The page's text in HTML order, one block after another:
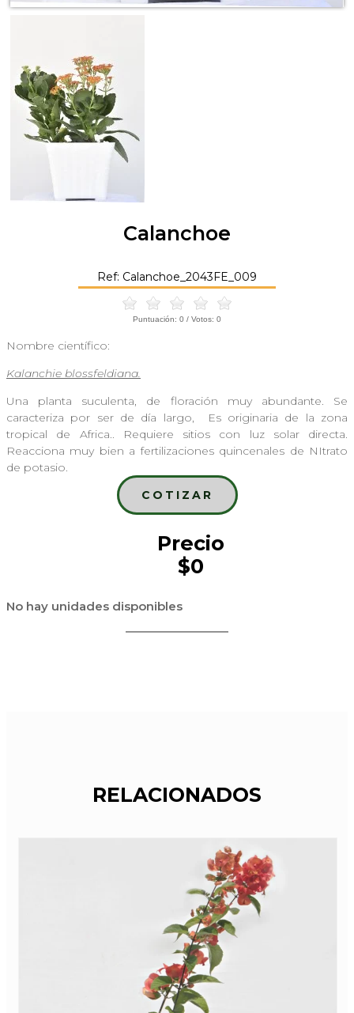
Calanchoe
Ref: Calanchoe_2043FE_009
Puntuación: 0 / Votos: 0
Nombre científico:
Kalanchie blossfeldiana.
Una planta suculenta, de floración muy abundante. Se
caracteriza por ser de día largo, Es originaria de la zona
tropical de Africa.. Requiere sitios con luz solar directa.
Reacciona muy bien a fertilizaciones quincenales de NItrato
de potasio.
COTIZAR
Precio
$0
No hay unidades disponibles
RELACIONADOS